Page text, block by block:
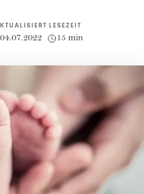
04.07.2022
LESEZEIT
15 min